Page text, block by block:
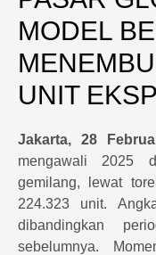
MODEL
UNIT
Jakarta, 28
mengawali 2025
gemilang, lewat
224.323 unit.
dibandingkan
sebelumnya.